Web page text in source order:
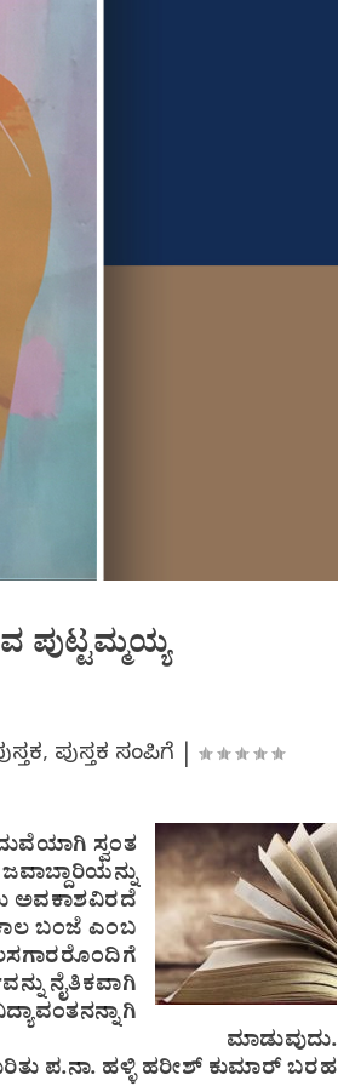
ಪುಟ್ಟಮ್ಮಯ್ಯ
, ಪುಸ್ತಕ ಸಂಪಿಗೆ
ಸ್ವಂತ
ಅವಕಾಶವಿರದೆ
ಬಂಜೆ ಎಂಬ
ನೈತಿಕವಾಗಿ
ಮಾಡುವುದು.
ಪ.ನಾ. ಹಳ್ಳಿ ಹರೀಶ್‌ ಕುಮಾರ್‌ ಬರಹ